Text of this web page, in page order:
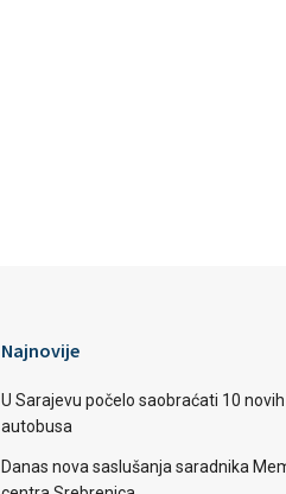
Najnovije
U Sarajevu počelo saobraćati 10 novih
autobusa
Danas nova saslušanja saradnika